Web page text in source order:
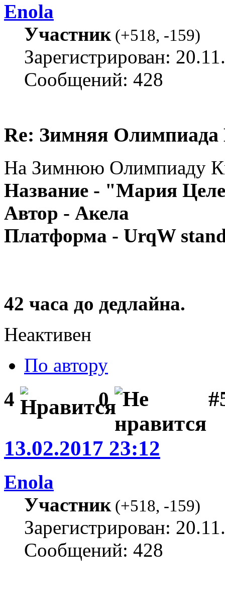
Enola
Участник(+518, -159)
Зарегистрирован:
Сообщений: 428
Re: Зимняя Олимпиада
На Зимнюю Олимпиаду
Название - "Мария
Автор - Акела
Платформа - UrqW
42 часа до дедлайна.
Неактивен
По автору
4 0
13.02.2017 23:12
Enola
Участник(+518, -159)
Зарегистрирован:
Сообщений: 428